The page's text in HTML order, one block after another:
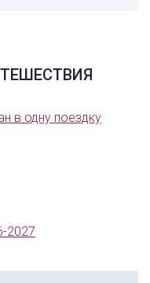
в одну поездку
2027